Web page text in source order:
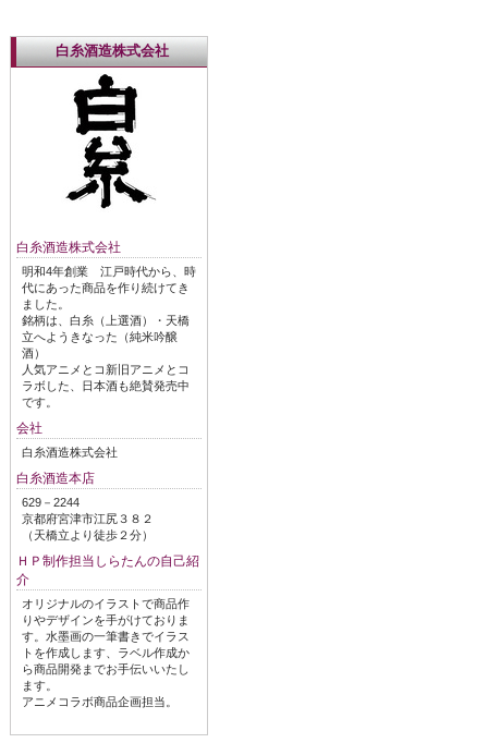
白糸酒造株式会社
白糸酒造株式会社
明和4年創業 江戸時代から、時
代にあった商品を作り続けてき
ました。
銘柄は、白糸（上選酒）・天橋
立へようきなった（純米吟醸
酒）
人気アニメとコ新旧アニメとコ
ラボした、日本酒も絶賛発売中
です。
会社
白糸酒造株式会社
白糸酒造本店
629－2244
京都府宮津市江尻３８２
（天橋立より徒歩２分）
ＨＰ制作担当しらたんの自己紹
介
オリジナルのイラストで商品作
りやデザインを手がけておりま
す。水墨画の一筆書きでイラス
トを作成します、ラベル作成か
ら商品開発までお手伝いいたし
ます。
アニメコラボ商品企画担当。